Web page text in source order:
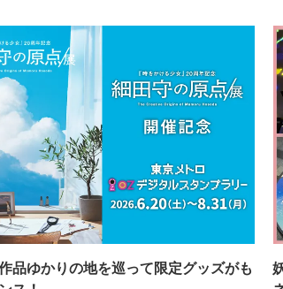
品ゆかりの地を巡って限定グッズがも